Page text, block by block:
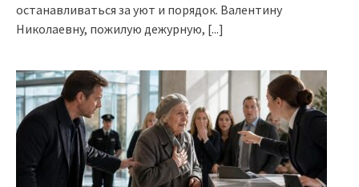
останавливаться за уют и порядок. Валентину
Николаевну, пожилую дежурную, [...]